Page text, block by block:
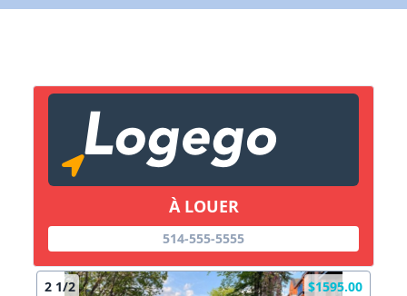
À LOUER
514-555-5555
2 1/2 $1595.00
Lien vers inscription (sera inclus dans courriel)
Copier lien
X Fermer Envoyez
X Fermer